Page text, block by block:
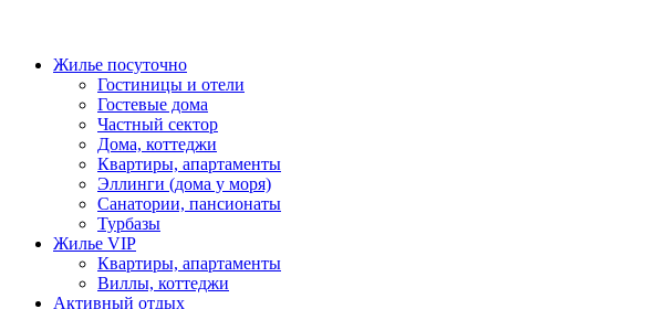
Жилье посуточно
Гостиницы и отели
Гостевые дома
Частный сектор
Дома, коттеджи
Квартиры, апартаменты
Эллинги (дома у моря)
Санатории, пансионаты
Турбазы
Жилье VIP
Квартиры, апартаменты
Виллы, коттеджи
Активный отдых